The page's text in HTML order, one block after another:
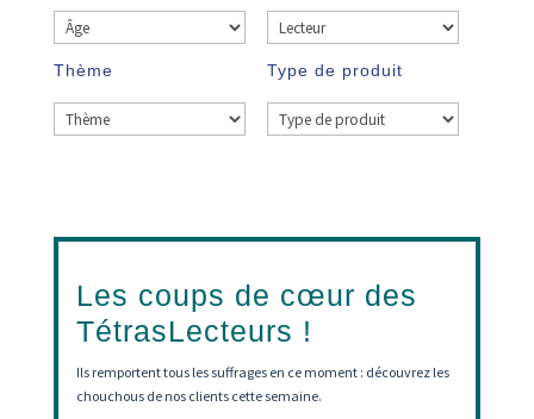
Thème Type de produit
Les coups de cœur des
TétrasLecteurs !
Ils remportent tous les suffrages en ce moment : découvrez les
chouchous de nos clients cette semaine.